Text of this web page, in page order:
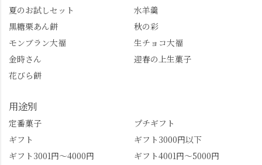
夏のお試しセット
水羊羹
黒糖栗あん餅
秋の彩
モンブラン大福
生チョコ大福
金時さん
迎春の上生菓子
花びら餅
用途別
定番菓子
プチギフト
ギフト
ギフト3000円以下
ギフト3001円～4000円
ギフト4001円～5000円